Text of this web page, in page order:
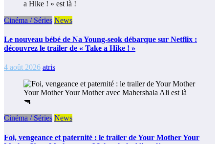
Cinéma / Séries News
Le nouveau bébé de Na Young-seok débarque sur Netflix :
découvrez le trailer de « Take a Hike ! »
4 août 2026 atris
Cinéma / Séries News
Foi, vengeance et paternité : le trailer de Your Mother Your